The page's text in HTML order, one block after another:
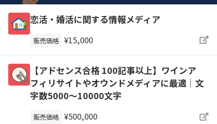
恋活・婚活に関する情報メディア
販売価格 ¥15,000
【アドセンス合格 100記事以上】ワインア
フィリサイトやオウンドメディアに最適｜文
字数5000～10000文字
販売価格 ¥500,000